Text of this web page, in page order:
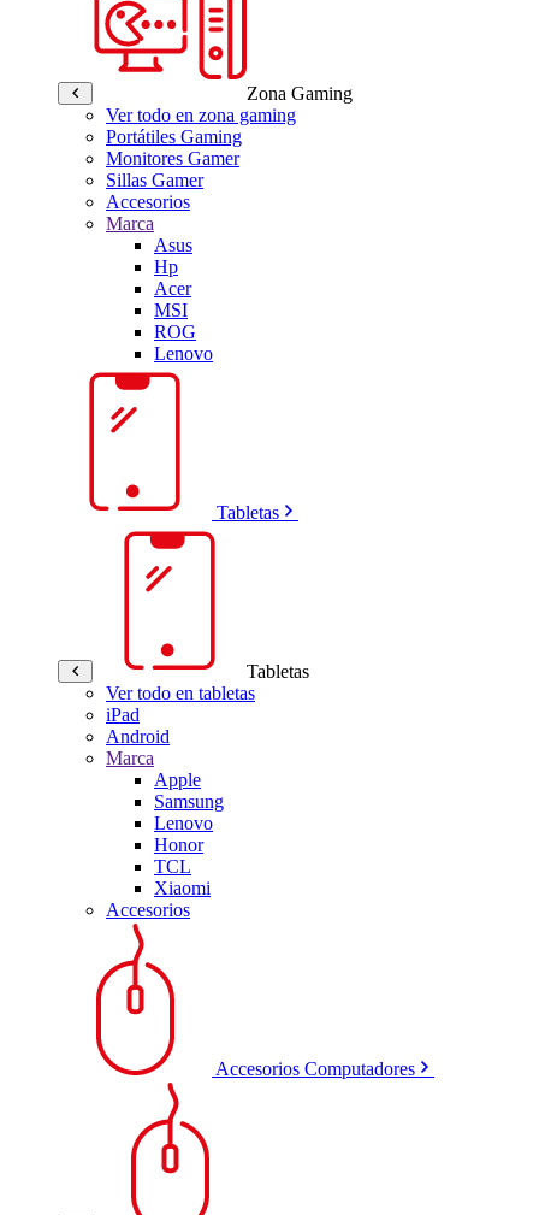
Zona Gaming
Ver todo en zona gaming
Portátiles Gaming
Monitores Gamer
Sillas Gamer
Accesorios
Marca
Asus
Hp
Acer
MSI
ROG
Lenovo
Tabletas
Tabletas
Ver todo en tabletas
iPad
Android
Marca
Apple
Samsung
Lenovo
Honor
TCL
Xiaomi
Accesorios
Accesorios Computadores